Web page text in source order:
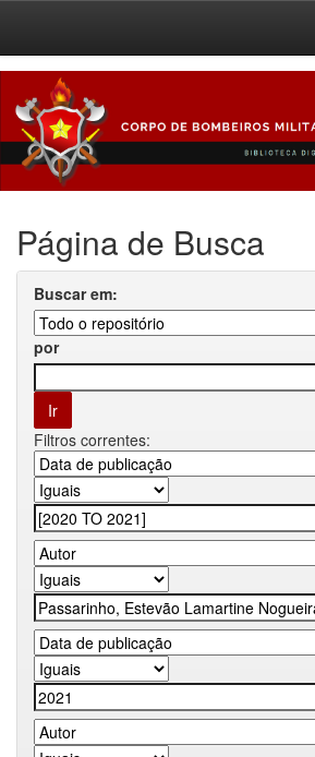
navigation
Página de Busca
Buscar em:
por
Filtros correntes: